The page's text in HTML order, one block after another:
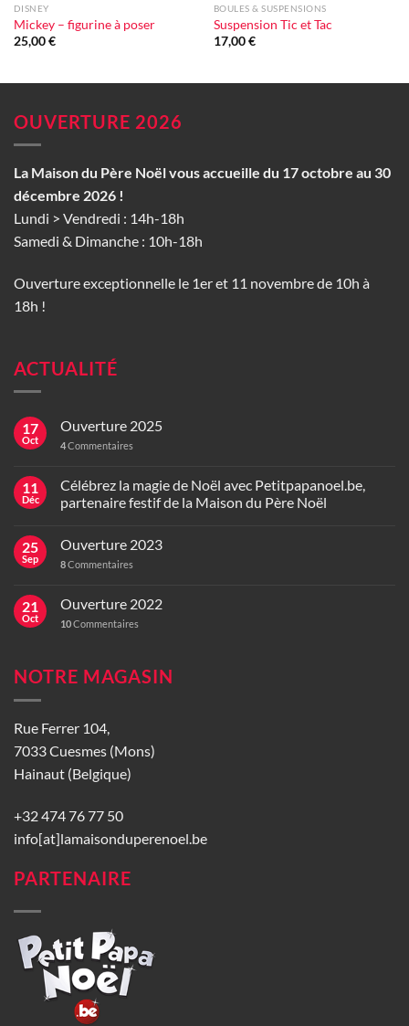
DISNEY
Mickey – figurine à poser
25,00€
BOULES & SUSPENSIONS
Suspension Tic et Tac
17,00€
OUVERTURE 2026
La Maison du Père Noël vous accueille du 17 octobre au 30
décembre 2026 !
Lundi > Vendredi : 14h-18h
Samedi & Dimanche : 10h-18h
Ouverture exceptionnelle le 1er et 11 novembre de 10h à
18h !
ACTUALITÉ
17
Oct
Ouverture 2025
4Commentaires
11
Déc
Célébrez la magie de Noël avec Petitpapanoel.be,
partenaire festif de la Maison du Père Noël
25
Sep
Ouverture 2023
8Commentaires
21
Oct
Ouverture 2022
10Commentaires
NOTRE MAGASIN
Rue Ferrer 104,
7033 Cuesmes (Mons)
Hainaut (Belgique)
+32 474 76 77 50
info[at]lamaisonduperenoel.be
PARTENAIRE